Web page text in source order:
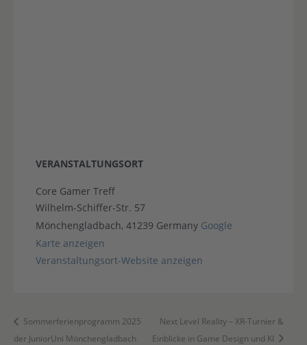
VERANSTALTUNGSORT
Core Gamer Treff
Wilhelm-Schiffer-Str. 57
Mönchengladbach, 41239 Germany Google
Karte anzeigen
Veranstaltungsort-Website anzeigen
Sommerferienprogramm 2025
der JuniorUni Mönchengladbach
Next Level Reality – XR-Turnier &
Einblicke in Game Design und KI